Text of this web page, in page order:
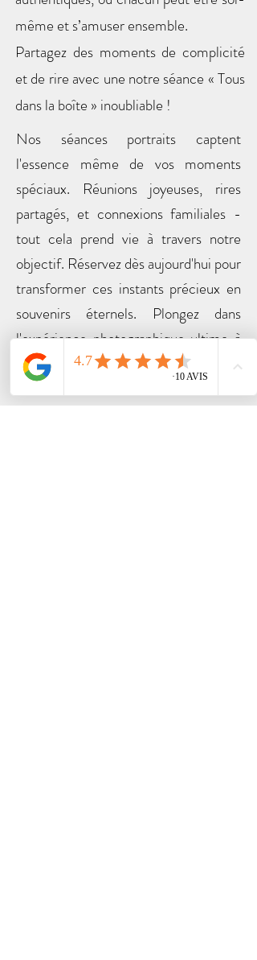
même et s’amuser ensemble.
Partagez des moments de complicité
et de rire avec une notre séance « Tous
dans la boîte » inoubliable !
Nos séances portraits captent
l'essence même de vos moments
spéciaux. Réunions joyeuses, rires
partagés, et connexions familiales -
tout cela prend vie à travers notre
objectif. Réservez dès aujourd'hui pour
transformer ces instants précieux en
souvenirs éternels. Plongez dans
l'expérience photographique ultime à
Toulon.